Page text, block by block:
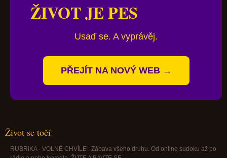
ŽIVOT JE PES
Usaď se. A vyprávěj.
PŘEJÍT NA NOVÝ WEB →
Život se točí
RUBRIKA - VOLNÉ CHVÍLE : Zábava všeho druhu. Od online sudoku až po